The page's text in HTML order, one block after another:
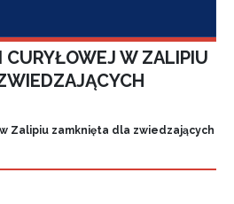
CURYŁOWEJ W ZALIPIU
Zalipiu zamknięta dla zwiedzających